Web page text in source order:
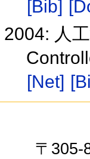
[Bib]
2004: 人
[Net]
〒